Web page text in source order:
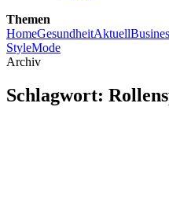
Themen
HomeGesundheitAktuell
StyleMode
Archiv
Schlagwort: